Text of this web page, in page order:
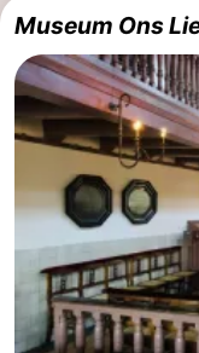
Musea
-
Monumenten
-
Kerken
-
Uitkijkpunten
Attracties
Rondvaarten
-
Experiences
Dorpen
Museum Ons